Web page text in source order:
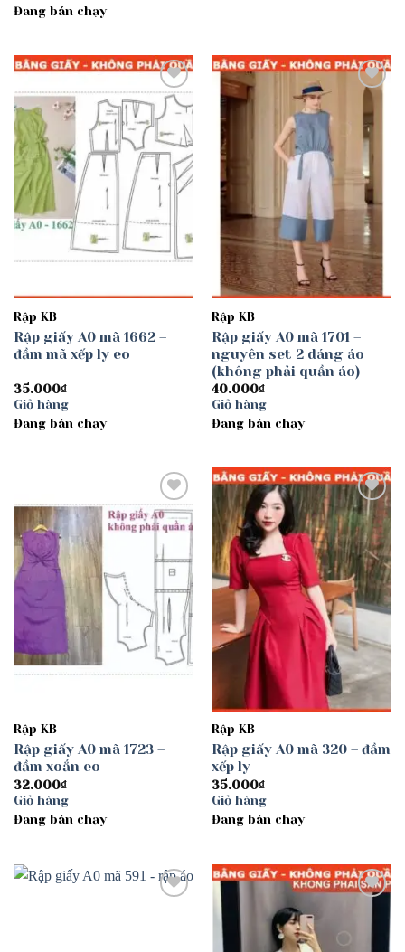
Đang bán chạy
Add to
wishlist
Rập KB
Rập giấy A0 mã 1662 –
đầm mã xếp ly eo
35.000₫
Giỏ hàng
Đang bán chạy
wishlist
Rập KB
Rập giấy A0 mã 1701 –
nguyên set 2 dáng áo
(không phải quần áo)
40.000₫
Giỏ hàng
Đang bán chạy
Add to
wishlist
Rập KB
Rập giấy A0 mã 1723 –
đầm xoắn eo
32.000₫
Giỏ hàng
Đang bán chạy
Add to
wishlist
Rập KB
Rập giấy A0 mã 320 – đầm
xếp ly
35.000₫
Giỏ hàng
Đang bán chạy